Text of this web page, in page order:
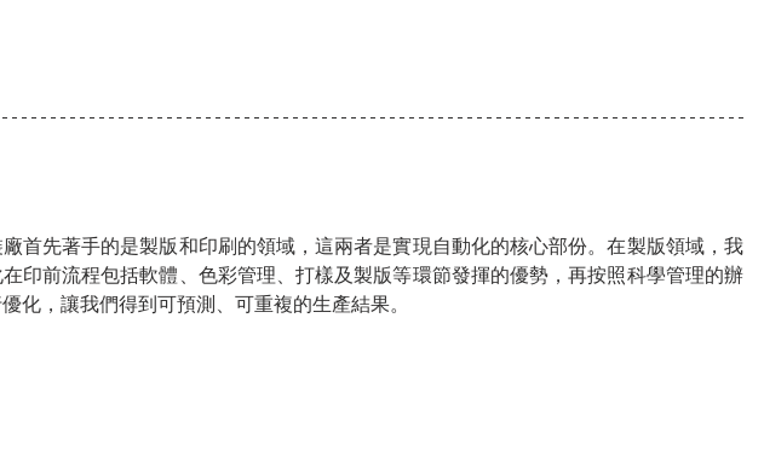
首先著手的是製版和印刷的領域，這兩者是實現自動化的核心部份。在製版領域，我
印前流程包括軟體、色彩管理、打樣及製版等環節發揮的優勢，再按照科學管理的辦
化，讓我們得到可預測、可重複的生產結果。